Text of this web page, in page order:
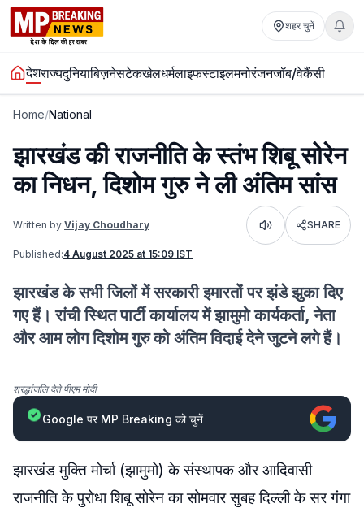
शहर चुनें
देशराज्यदुनियाबिज़नेसटेकखेलधर्मलाइफस्टाइलमनोरंजनजॉब/वेकैंसी
Home/National
झारखंड की राजनीति के स्तंभ शिबू सोरेन
का निधन, दिशोम गुरु ने ली अंतिम सांस
Written by:Vijay Choudhary Listen SHARE
Published:4 August 2025 at 15:09 IST
झारखंड के सभी जिलों में सरकारी इमारतों पर झंडे झुका दिए
गए हैं। रांची स्थित पार्टी कार्यालय में झामुमो कार्यकर्ता, नेता
और आम लोग दिशोम गुरु को अंतिम विदाई देने जुटने लगे हैं।
श्रद्धांजलि देते पीएम मोदी
Google पर MP Breaking को चुनें
झारखंड मुक्ति मोर्चा (झामुमो) के संस्थापक और आदिवासी
राजनीति के पुरोधा शिबू सोरेन का सोमवार सुबह दिल्ली के सर गंगा